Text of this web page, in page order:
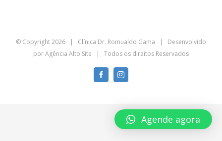
© Copyright2026 | Clínica Dr. Romualdo Gama | Desenvolvido
porAgência Alto Site | Todos os direitos Reservados
FacebookInstagram
Agende agora